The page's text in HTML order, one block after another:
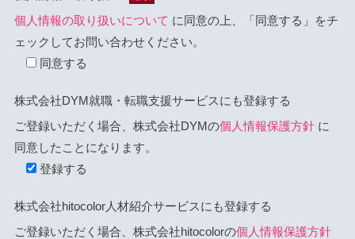
個人情報の取り扱いについて に同意の上、「同意する」をチ
ェックしてお問い合わせください。
同意する
株式会社DYM就職・転職支援サービスにも登録する
ご登録いただく場合、株式会社DYMの個人情報保護方針に
同意したことになります。
登録する
株式会社hitocolor人材紹介サービスにも登録する
ご登録いただく場合、株式会社hitocolorの個人情報保護方針